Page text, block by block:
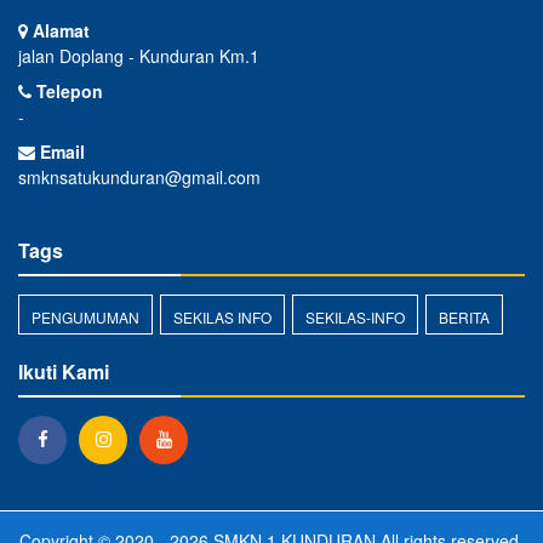
Alamat
jalan Doplang - Kunduran Km.1
Telepon
-
Email
smknsatukunduran@gmail.com
Tags
PENGUMUMAN SEKILAS INFO SEKILAS-INFO BERITA
Ikuti Kami